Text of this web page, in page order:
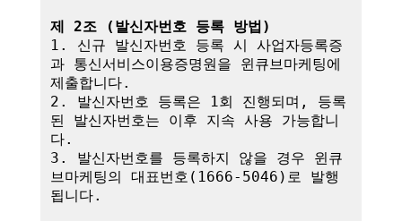
제 2조 (발신자번호 등록 방법)
1. 신규 발신자번호 등록 시 사업자등록증
과 통신서비스이용증명원을 윈큐브마케팅에
제출합니다.
2. 발신자번호 등록은 1회 진행되며, 등록
된 발신자번호는 이후 지속 사용 가능합니
다.
3. 발신자번호를 등록하지 않을 경우 윈큐
브마케팅의 대표번호(1666-5046)로 발행
됩니다.